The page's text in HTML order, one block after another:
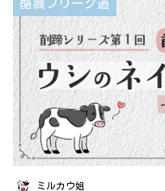
酪農フリーク道
ミルカウ姐